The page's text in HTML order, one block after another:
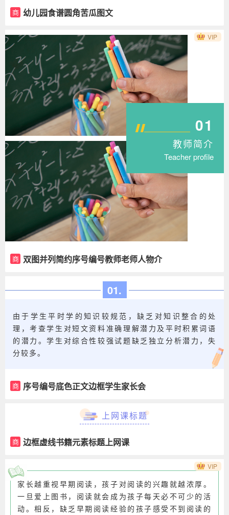
商 幼儿园食谱圆角苦瓜图文
01
教师简介
Teacher profile
商 双图并列简约序号编号教师老师人物介
VIP
01.
由于学生平时学的知识较规范，缺乏对知识整合的处
理，考查学生对短文资料准确理解潜力及平时积累词语
的潜力。学生对综合性较强试题缺乏独立分析潜力，失
分较多。
商 序号编号底色正文边框学生家长会
上网课标题
商 边框虚线书籍元素标题上网课
家长越重视早期阅读，孩子对阅读的兴趣就越浓厚。
一旦爱上图书，阅读就会成为孩子每天必不可少的活
动。相反，缺乏早期阅读经验的孩子感受不到阅读的
VIP